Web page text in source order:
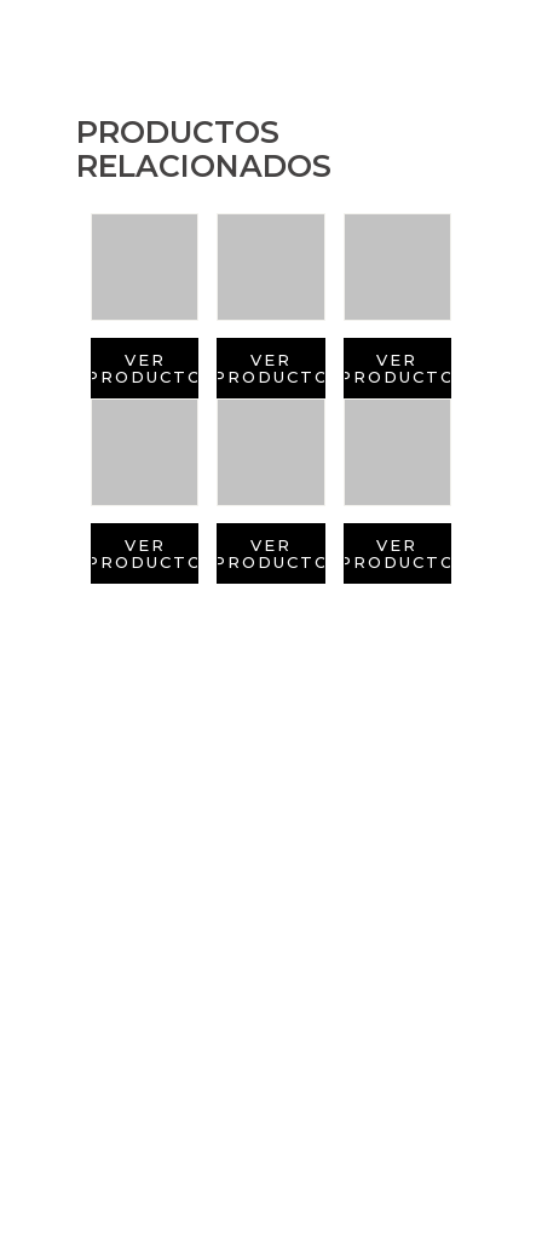
PRODUCTOS
RELACIONADOS
VER
PRODUCTO
VER
PRODUCTO
VER
PRODUCTO
VER
PRODUCTO
VER
PRODUCTO
VER
PRODUCTO